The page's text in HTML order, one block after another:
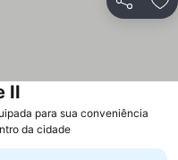
Partilhar
para sua conveniência
II
da cidade